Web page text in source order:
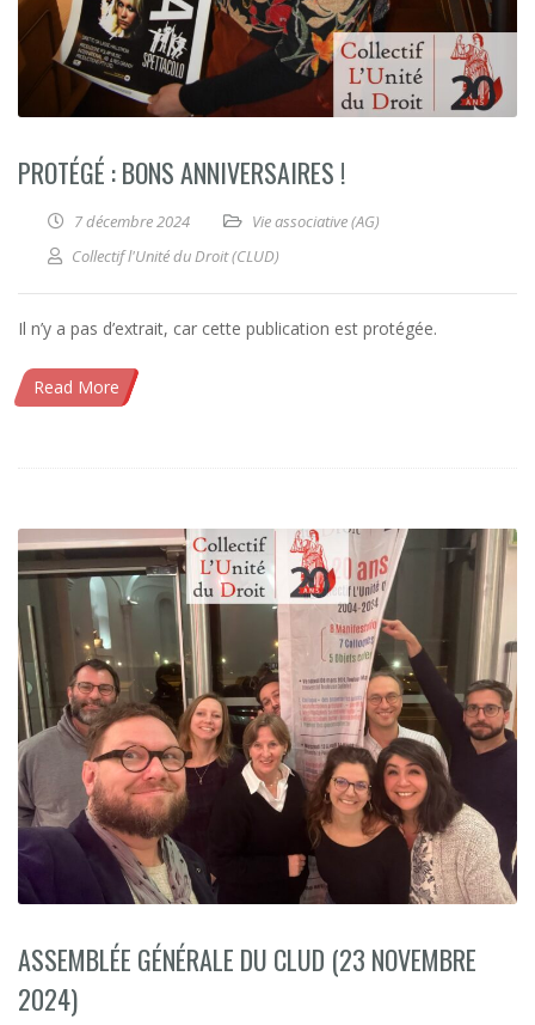
PROTÉGÉ : BONS ANNIVERSAIRES !
7 décembre 2024
Vie associative (AG)
Collectif l'Unité du Droit (CLUD)
Il n’y a pas d’extrait, car cette publication est protégée.
Read More
ASSEMBLÉE GÉNÉRALE DU CLUD (23 NOVEMBRE
2024)